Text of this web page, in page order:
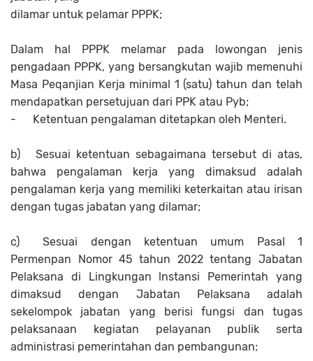
dilamar untuk pelamar PPPK;
Dalam hal PPPK melamar pada lowongan jenis
pengadaan PPPK, yang bersangkutan wajib memenuhi
Masa Peqanjian Kerja minimal 1 (satu) tahun dan telah
mendapatkan persetujuan dari PPK atau Pyb;
-
Ketentuan pengalaman ditetapkan oleh Menteri.
b)
Sesuai ketentuan sebagaimana tersebut di atas,
bahwa pengalaman kerja yang dimaksud adalah
pengalaman kerja yang memiliki keterkaitan atau irisan
dengan tugas jabatan yang dilamar;
c)
Sesuai dengan ketentuan umum Pasal 1
Permenpan Nomor 45 tahun 2022 tentang Jabatan
Pelaksana di Lingkungan lnstansi Pemerintah yang
dimaksud dengan Jabatan Pelaksana adalah
sekelompok jabatan yang berisi fungsi dan tugas
pelaksanaan kegiatan pelayanan publik serta
administrasi pemerintahan dan pembangunan;